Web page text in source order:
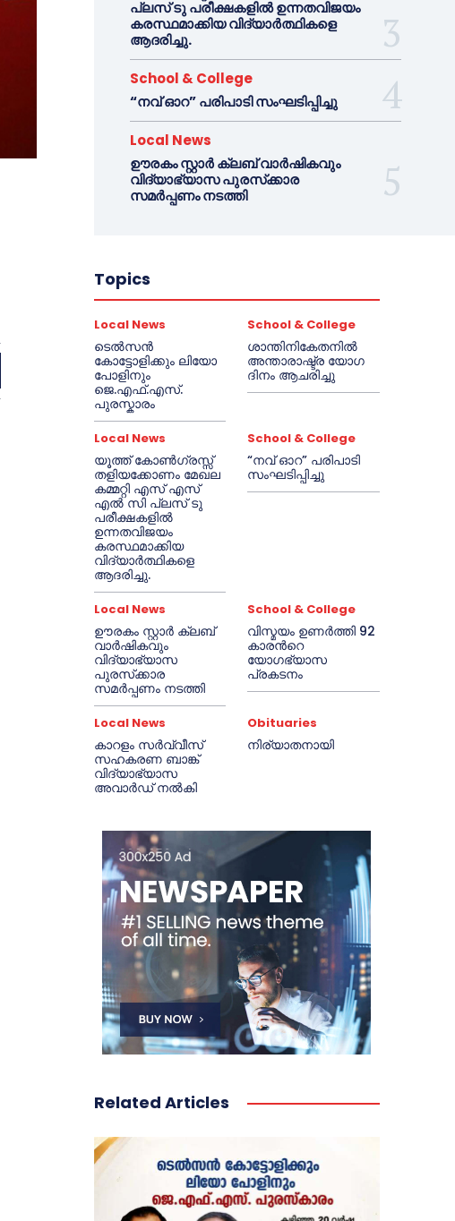
പ്ലസ് ടു പരീക്ഷകളിൽ ഉന്നതവിജയം
കരസ്ഥമാക്കിയ വിദ്യാർത്ഥികളെ
ആദരിച്ചു.
School & College
“നവ് ഓറ” പരിപാടി സംഘടിപ്പിച്ചു
Local News
ഊരകം സ്റ്റാർ ക്ലബ് വാർഷികവും
വിദ്യാഭ്യാസ പുരസ്‌ക്കാര
സമർപ്പണം നടത്തി
Topics
Local News
ടെൽസൻ
കോട്ടോളിക്കും ലിയോ
പോളിനും
ജെ.എഫ്.എസ്.
പുരസ്കാരം
School & College
ശാന്തിനികേതനിൽ
അന്താരാഷ്ട്ര യോഗ
ദിനം ആചരിച്ചു
Local News
യൂത്ത് കോൺഗ്രസ്സ്
തളിയക്കോണം മേഖല
കമ്മറ്റി എസ് എസ്
എൽ സി പ്ലസ് ടു
പരീക്ഷകളിൽ
ഉന്നതവിജയം
കരസ്ഥമാക്കിയ
വിദ്യാർത്ഥികളെ
ആദരിച്ചു.
School & College
“നവ് ഓറ” പരിപാടി
സംഘടിപ്പിച്ചു
Local News
ഊരകം സ്റ്റാർ ക്ലബ്
വാർഷികവും
വിദ്യാഭ്യാസ
പുരസ്‌ക്കാര
സമർപ്പണം നടത്തി
School & College
വിസ്മയം ഉണർത്തി 92
കാരൻറെ
യോഗഭ്യാസ
പ്രകടനം
Local News
കാറളം സർവ്വീസ്
സഹകരണ ബാങ്ക്
വിദ്യാഭ്യാസ
അവാർഡ് നൽകി
Obituaries
നിര്യാതനായി
Related Articles